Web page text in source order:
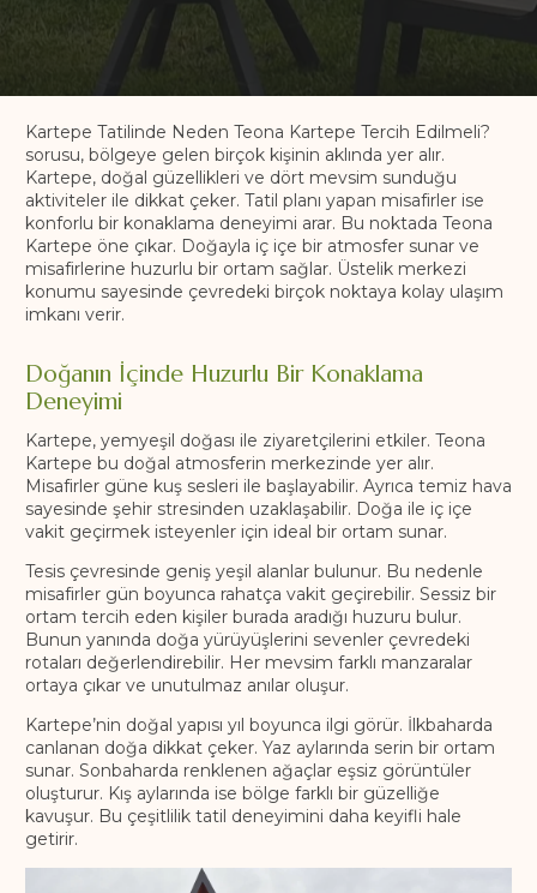
Kartepe Tatilinde Neden Teona Kartepe Tercih Edilmeli?
sorusu, bölgeye gelen birçok kişinin aklında yer alır.
Kartepe, doğal güzellikleri ve dört mevsim sunduğu
aktiviteler ile dikkat çeker. Tatil planı yapan misafirler ise
konforlu bir konaklama deneyimi arar. Bu noktada Teona
Kartepe öne çıkar. Doğayla iç içe bir atmosfer sunar ve
misafirlerine huzurlu bir ortam sağlar. Üstelik merkezi
konumu sayesinde çevredeki birçok noktaya kolay ulaşım
imkanı verir.
Doğanın İçinde Huzurlu Bir Konaklama
Deneyimi
Kartepe, yemyeşil doğası ile ziyaretçilerini etkiler. Teona
Kartepe bu doğal atmosferin merkezinde yer alır.
Misafirler güne kuş sesleri ile başlayabilir. Ayrıca temiz hava
sayesinde şehir stresinden uzaklaşabilir. Doğa ile iç içe
vakit geçirmek isteyenler için ideal bir ortam sunar.
Tesis çevresinde geniş yeşil alanlar bulunur. Bu nedenle
misafirler gün boyunca rahatça vakit geçirebilir. Sessiz bir
ortam tercih eden kişiler burada aradığı huzuru bulur.
Bunun yanında doğa yürüyüşlerini sevenler çevredeki
rotaları değerlendirebilir. Her mevsim farklı manzaralar
ortaya çıkar ve unutulmaz anılar oluşur.
Kartepe’nin doğal yapısı yıl boyunca ilgi görür. İlkbaharda
canlanan doğa dikkat çeker. Yaz aylarında serin bir ortam
sunar. Sonbaharda renklenen ağaçlar eşsiz görüntüler
oluşturur. Kış aylarında ise bölge farklı bir güzelliğe
kavuşur. Bu çeşitlilik tatil deneyimini daha keyifli hale
getirir.